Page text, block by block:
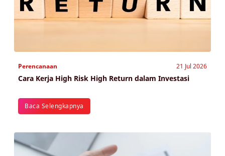
Perencanaan 21 Jul 2026
Cara Kerja High Risk High Return dalam Investasi
Baca Selengkapnya